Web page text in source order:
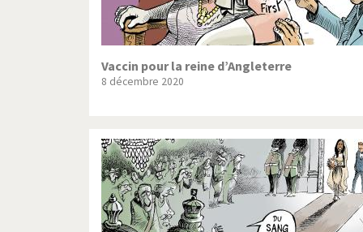
Vaccin pour la reine d’Angleterre
8 décembre 2020